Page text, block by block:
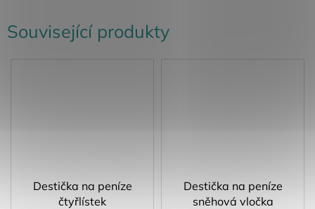
Související produkty
Destička na peníze
čtyřlístek
Destička na peníze
sněhová vločka